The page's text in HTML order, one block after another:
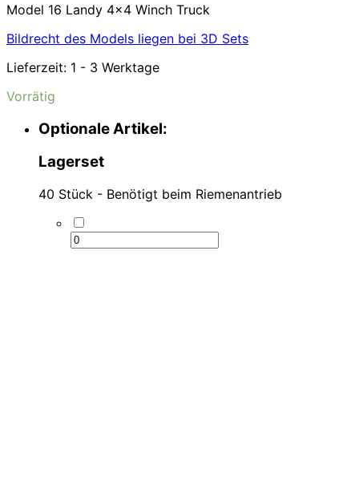
Model 16 Landy 4×4 Winch Truck
Bildrecht des Models liegen bei 3D Sets
Lieferzeit: 1 - 3 Werktage
Vorrätig
Optionale Artikel:
Lagerset
40 Stück - Benötigt beim Riemenantrieb